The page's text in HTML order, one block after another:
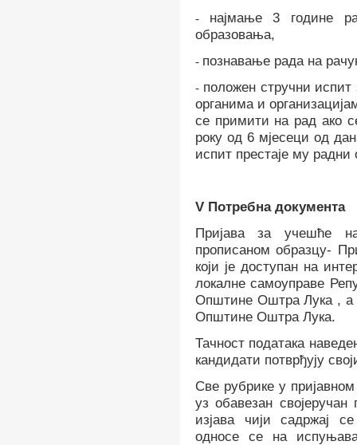
- најмање3 године
образовања,
- познавање рада на
- положен стручни
органима и
се примити на рад ако
року од 6 мјесеци од
испит престаје му радни
V Потребна документа
Пријава за учешће
прописаном образцу-
који је доступан на
локалне самоуправе
Општине Оштра Лука , а
Општине Оштра Лука.
Тачност података
кандидати потврђују
Све рубрике у
уз обавезан
изјава чији садржај
односе се на